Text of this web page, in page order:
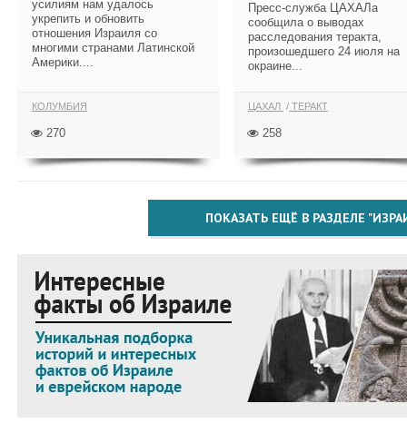
усилиям нам удалось
укрепить и обновить
отношения Израиля со
многими странами Латинской
Америки....
КОЛУМБИЯ
270
Пресс-служба ЦАХАЛа
сообщила о выводах
расследования теракта,
произошедшего 24 июля на
окраине...
ЦАХАЛ ТЕРАКТ
258
ПОКАЗАТЬ ЕЩЁ В РАЗДЕЛЕ